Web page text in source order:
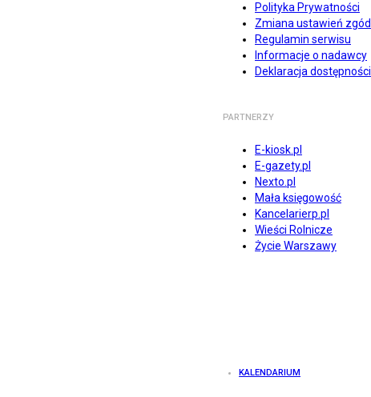
Polityka Prywatności
Zmiana ustawień zgód
Regulamin serwisu
Informacje o nadawcy
Deklaracja dostępności
PARTNERZY
E-kiosk.pl
E-gazety.pl
Nexto.pl
Mała księgowość
Kancelarierp.pl
Wieści Rolnicze
Życie Warszawy
KALENDARIUM